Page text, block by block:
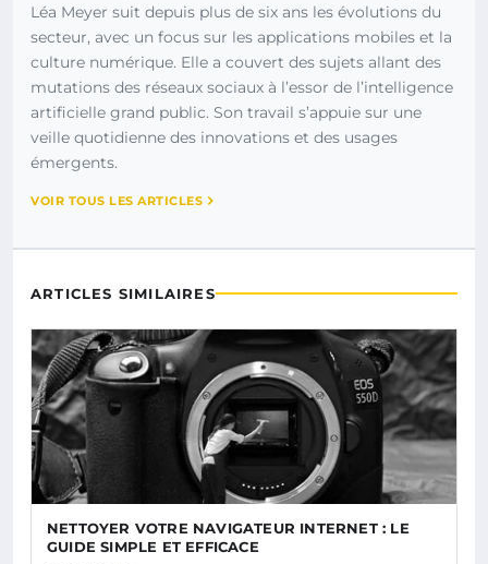
Léa Meyer suit depuis plus de six ans les évolutions du
secteur, avec un focus sur les applications mobiles et la
culture numérique. Elle a couvert des sujets allant des
mutations des réseaux sociaux à l’essor de l’intelligence
artificielle grand public. Son travail s’appuie sur une
veille quotidienne des innovations et des usages
émergents.
VOIR TOUS LES ARTICLES
ARTICLES SIMILAIRES
NETTOYER VOTRE NAVIGATEUR INTERNET : LE
GUIDE SIMPLE ET EFFICACE